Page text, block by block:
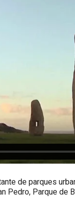
de parques
Pedro, Parque de